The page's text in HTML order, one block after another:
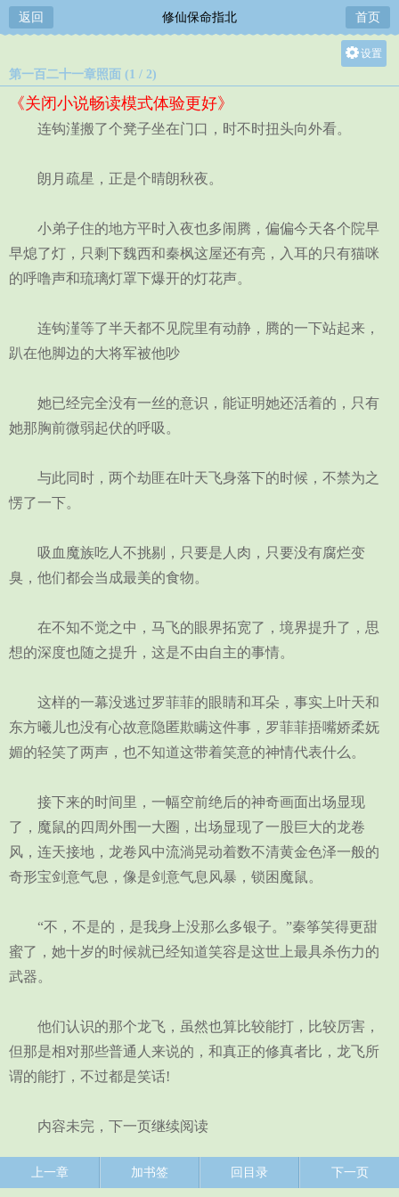
返回 修仙保命指北 首页
设置
第一百二十一章照面 (1 / 2)
《关闭小说畅读模式体验更好》
连钩漌搬了个凳子坐在门口，时不时扭头向外看。
朗月疏星，正是个晴朗秋夜。
小弟子住的地方平时入夜也多闹腾，偏偏今天各个院早
早熄了灯，只剩下魏西和秦枫这屋还有亮，入耳的只有猫咪
的呼噜声和琉璃灯罩下爆开的灯花声。
连钩漌等了半天都不见院里有动静，腾的一下站起来，
趴在他脚边的大将军被他吵
她已经完全没有一丝的意识，能证明她还活着的，只有
她那胸前微弱起伏的呼吸。
与此同时，两个劫匪在叶天飞身落下的时候，不禁为之
愣了一下。
吸血魔族吃人不挑剔，只要是人肉，只要没有腐烂变
臭，他们都会当成最美的食物。
在不知不觉之中，马飞的眼界拓宽了，境界提升了，思
想的深度也随之提升，这是不由自主的事情。
这样的一幕没逃过罗菲菲的眼睛和耳朵，事实上叶天和
东方曦儿也没有心故意隐匿欺瞒这件事，罗菲菲捂嘴娇柔妩
媚的轻笑了两声，也不知道这带着笑意的神情代表什么。
接下来的时间里，一幅空前绝后的神奇画面出场显现
了，魔鼠的四周外围一大圈，出场显现了一股巨大的龙卷
风，连天接地，龙卷风中流淌晃动着数不清黄金色泽一般的
奇形宝剑意气息，像是剑意气息风暴，锁困魔鼠。
“不，不是的，是我身上没那么多银子。”秦筝笑得更甜
蜜了，她十岁的时候就已经知道笑容是这世上最具杀伤力的
武器。
他们认识的那个龙飞，虽然也算比较能打，比较厉害，
但那是相对那些普通人来说的，和真正的修真者比，龙飞所
谓的能打，不过都是笑话!
内容未完，下一页继续阅读
上一章 加书签 回目录 下一页